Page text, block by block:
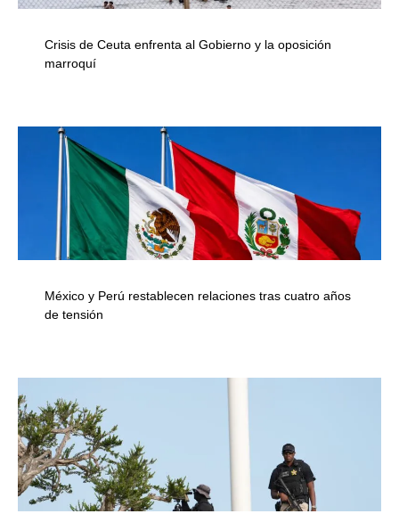
Crisis de Ceuta enfrenta al Gobierno y la oposición
marroquí
México y Perú restablecen relaciones tras cuatro años
de tensión